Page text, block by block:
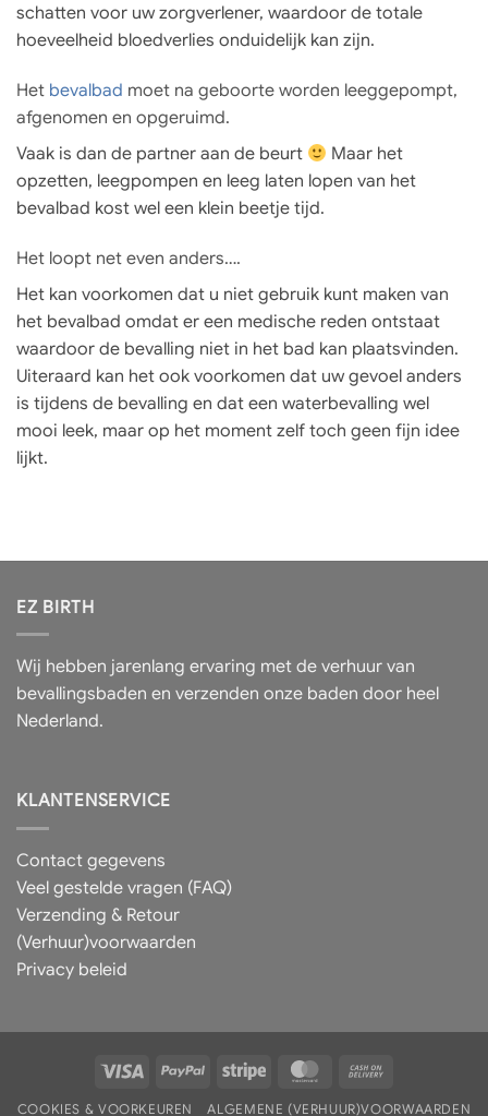
schatten voor uw zorgverlener, waardoor de totale
hoeveelheid bloedverlies onduidelijk kan zijn.
Het bevalbad moet na geboorte worden leeggepompt,
afgenomen en opgeruimd.
Vaak is dan de partner aan de beurt
Maar het
opzetten, leegpompen en leeg laten lopen van het
bevalbad kost wel een klein beetje tijd.
Het loopt net even anders….
Het kan voorkomen dat u niet gebruik kunt maken van
het bevalbad omdat er een medische reden ontstaat
waardoor de bevalling niet in het bad kan plaatsvinden.
Uiteraard kan het ook voorkomen dat uw gevoel anders
is tijdens de bevalling en dat een waterbevalling wel
mooi leek, maar op het moment zelf toch geen fijn idee
lijkt.
EZ BIRTH
Wij hebben jarenlang ervaring met de verhuur van
bevallingsbaden en verzenden onze baden door heel
Nederland.
KLANTENSERVICE
Contact gegevens
Veel gestelde vragen (FAQ)
Verzending & Retour
(Verhuur)voorwaarden
Privacy beleid
Visa PayPal Stripe MasterCard
COOKIES & VOORKEUREN ALGEMENE (VERHUUR)VOORWAARDEN